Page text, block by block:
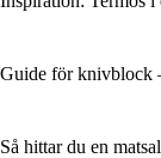
Guide för knivblock
Så hittar du en